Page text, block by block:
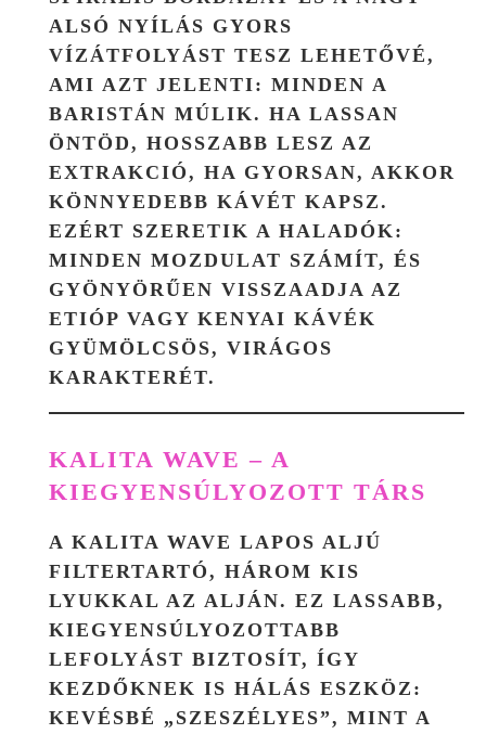
ALSÓ NYÍLÁS GYORS
VÍZÁTFOLYÁST TESZ LEHETŐVÉ,
AMI AZT JELENTI: MINDEN A
BARISTÁN MÚLIK. HA LASSAN
ÖNTÖD, HOSSZABB LESZ AZ
EXTRAKCIÓ, HA GYORSAN, AKKOR
KÖNNYEDEBB KÁVÉT KAPSZ.
EZÉRT SZERETIK A HALADÓK:
MINDEN MOZDULAT SZÁMÍT, ÉS
GYÖNYÖRŰEN VISSZAADJA AZ
ETIÓP VAGY KENYAI KÁVÉK
GYÜMÖLCSÖS, VIRÁGOS
KARAKTERÉT.
KALITA WAVE – A
KIEGYENSÚLYOZOTT TÁRS
A KALITA WAVE LAPOS ALJÚ
FILTERTARTÓ, HÁROM KIS
LYUKKAL AZ ALJÁN. EZ LASSABB,
KIEGYENSÚLYOZOTTABB
LEFOLYÁST BIZTOSÍT, ÍGY
KEZDŐKNEK IS HÁLÁS ESZKÖZ:
KEVÉSBÉ „SZESZÉLYES”, MINT A